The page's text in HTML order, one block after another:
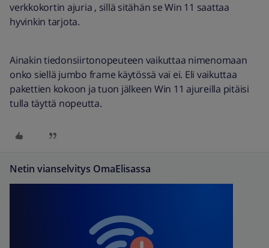
verkkokortin ajuria , sillä sitähän se Win 11 saattaa
hyvinkin tarjota.
Ainakin tiedonsiirtonopeuteen vaikuttaa nimenomaan
onko siellä jumbo frame käytössä vai ei. Eli vaikuttaa
pakettien kokoon ja tuon jälkeen Win 11 ajureilla pitäisi
tulla täyttä nopeutta.
Netin vianselvitys OmaElisassa